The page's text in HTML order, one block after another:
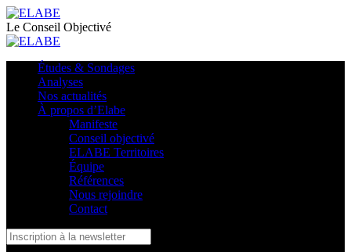
Le Conseil Objectivé
Études & Sondages
Analyses
Nos actualités
À propos d’Elabe
Manifeste
Conseil objectivé
ELABE Territoires
Équipe
Références
Nous rejoindre
Contact